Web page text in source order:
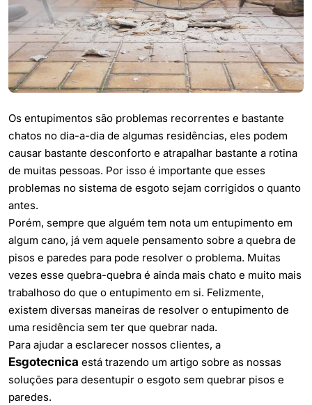
Os entupimentos são problemas recorrentes e bastante
chatos no dia-a-dia de algumas residências, eles podem
causar bastante desconforto e atrapalhar bastante a rotina
de muitas pessoas. Por isso é importante que esses
problemas no sistema de esgoto sejam corrigidos o quanto
antes.
Porém, sempre que alguém tem nota um entupimento em
algum cano, já vem aquele pensamento sobre a quebra de
pisos e paredes para pode resolver o problema. Muitas
vezes esse quebra-quebra é ainda mais chato e muito mais
trabalhoso do que o entupimento em si. Felizmente,
existem diversas maneiras de resolver o entupimento de
uma residência sem ter que quebrar nada.
Para ajudar a esclarecer nossos clientes, a
Esgotecnica está trazendo um artigo sobre as nossas
soluções para desentupir o esgoto sem quebrar pisos e
paredes.